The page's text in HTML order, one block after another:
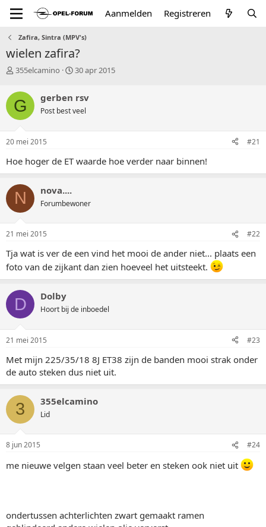
Aanmelden Registreren
Zafira, Sintra (MPV's)
wielen zafira?
T
p
i
c
s
a
t
e
r
355elcamino
S
r
t
a
m
30 apr 2015
G gerben rsv
Post best veel
20 mei 2015 #21
Hoe hoger de ET waarde hoe verder naar binnen!
N nova....
Forumbewoner
21 mei 2015 #22
Tja wat is ver de een vind het mooi de ander niet... plaats een
foto van de zijkant dan zien hoeveel het uitsteekt.
D Dolby
Hoort bij de inboedel
21 mei 2015 #23
Met mijn 225/35/18 8J ET38 zijn de banden mooi strak onder
de auto steken dus niet uit.
3 355elcamino
Lid
8 jun 2015 #24
me nieuwe velgen staan veel beter en steken ook niet uit
ondertussen achterlichten zwart gemaakt ramen